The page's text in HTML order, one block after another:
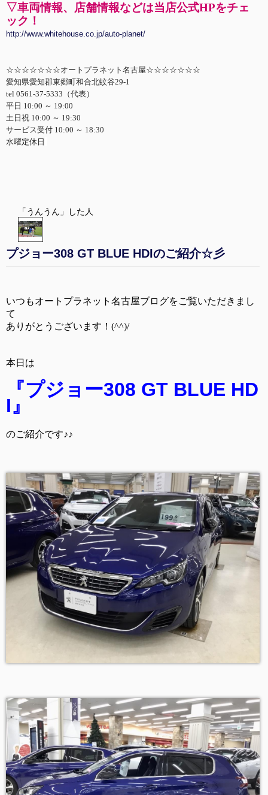
▽車両情報、店舗情報などは当店公式HPをチェ
ック！
http://www.whitehouse.co.jp/auto-planet/
☆☆☆☆☆☆☆オートプラネット名古屋☆☆☆☆☆☆☆
愛知県愛知郡東郷町和合北蚊谷29-1
tel 0561-37-5333（代表）
平日 10:00 ～ 19:00
土日祝 10:00 ～ 19:30
サービス受付 10:00 ～ 18:30
水曜定休日
「うんうん」した人
プジョー308 GT BLUE HDIのご紹介☆彡
いつもオートプラネット名古屋ブログをご覧いただきまし
て
ありがとうございます！(^^)/
本日は
『プジョー308 GT BLUE HD
I』
のご紹介です♪♪